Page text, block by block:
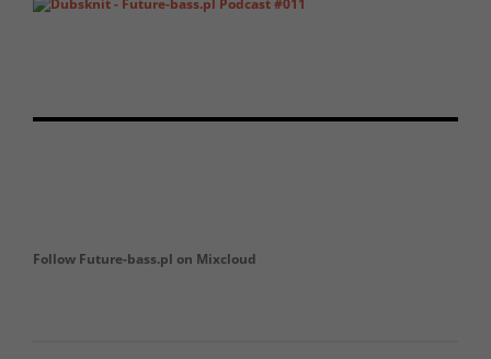
Follow Future-bass.pl on Mixcloud